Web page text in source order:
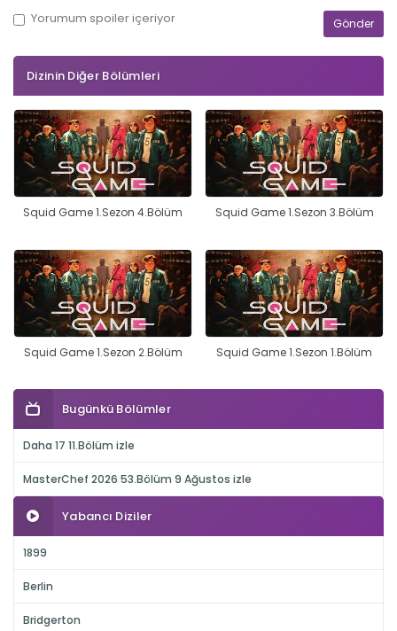
Yorumum spoileriçeriyor
Dizinin Diğer Bölümleri
Squid Game 1.Sezon 4.Bölüm Squid Game 1.Sezon 3.Bölüm
Squid Game 1.Sezon 2.Bölüm Squid Game 1.Sezon 1.Bölüm
Bugünkü Bölümler
Daha 17 11.Bölüm izle
MasterChef 2026 53.Bölüm 9 Ağustos izle
Yabancı Diziler
1899
Berlin
Bridgerton